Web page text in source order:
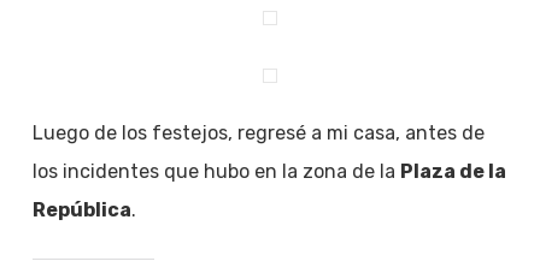
Luego de los festejos, regresé a mi casa, antes de
los incidentes que hubo en la zona de la Plaza de la
República.